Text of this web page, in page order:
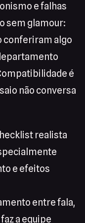
e falhas
sem glamour:
conferiram algo
é
não conversa
realista
e efeitos
entre fala,
a equipe